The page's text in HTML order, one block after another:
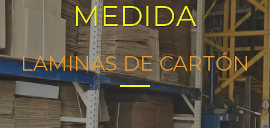
MEDIDA
LAMINAS DE CARTÓN